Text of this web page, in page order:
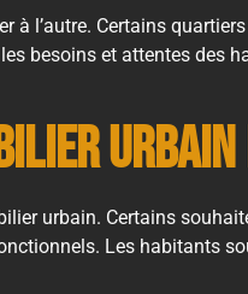
à l’autre. Certains
besoins et attentes des
urbain. Certains
Les habitants